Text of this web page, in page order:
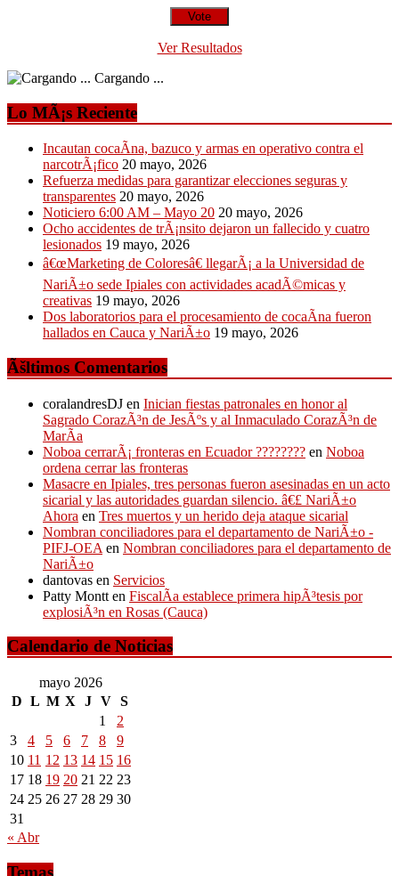
Ver Resultados
Cargando ...
Lo MÃ¡s Reciente
Incautan cocaÃ­na, bazuco y armas en operativo contra el
narcotrÃ¡fico 20 mayo, 2026
Refuerza medidas para garantizar elecciones seguras y
transparentes 20 mayo, 2026
Noticiero 6:00 AM – Mayo 20 20 mayo, 2026
Ocho accidentes de trÃ¡nsito dejaron un fallecido y cuatro
lesionados 19 mayo, 2026
â€œMarketing de Coloresâ€ llegarÃ¡ a la Universidad de
NariÃ±o sede Ipiales con actividades acadÃ©micas y
creativas 19 mayo, 2026
Dos laboratorios para el procesamiento de cocaÃ­na fueron
hallados en Cauca y NariÃ±o 19 mayo, 2026
Ãšltimos Comentarios
coralandresDJ en Inician fiestas patronales en honor al
Sagrado CorazÃ³n de JesÃºs y al Inmaculado CorazÃ³n de
MarÃ­a
Noboa cerrarÃ¡ fronteras en Ecuador ???????? en Noboa
ordena cerrar las fronteras
Masacre en Ipiales, tres personas fueron asesinadas en un acto
sicarial y las autoridades guardan silencio. â€£ NariÃ±o
Ahora en Tres muertos y un herido deja ataque sicarial
Nombran conciliadores para el departamento de NariÃ±o -
PIFJ-OEA en Nombran conciliadores para el departamento de
NariÃ±o
dantovas en Servicios
Patty Montt en FiscalÃ­a establece primera hipÃ³tesis por
explosiÃ³n en Rosas (Cauca)
Calendario de Noticias
mayo 2026
D L M X J V S
1
2
3
4 5 6 7 8
9
10 11 12 13 14 15 16
17 18 19 20 21 22 23
24 25 26 27 28 29 30
31
« Abr
Temas